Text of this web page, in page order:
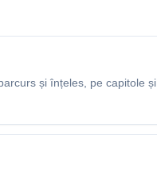
și înțeles, pe capitole și